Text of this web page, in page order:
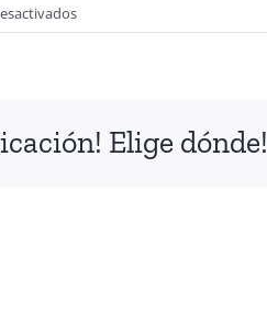
en
vistanos2
Elige dónde!